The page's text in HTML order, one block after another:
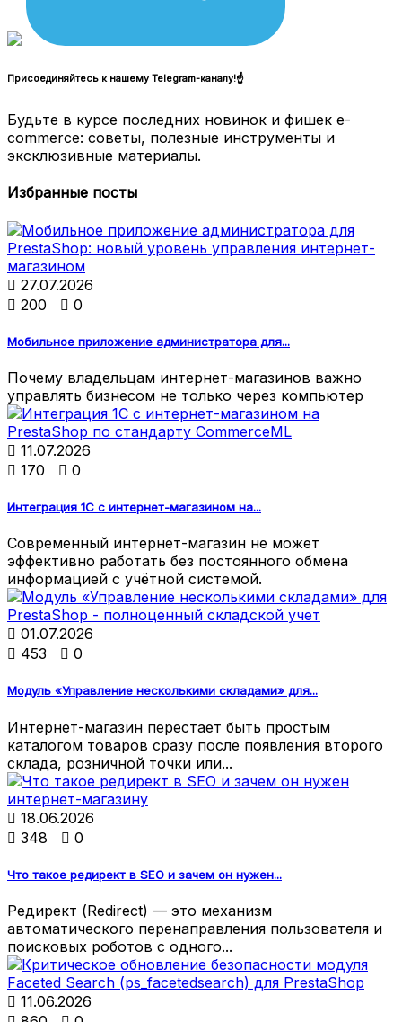
Присоединяйтесь к нашему Telegram-каналу!☝
Будьте в курсе последних новинок и фишек e-
commerce: советы, полезные инструменты и
эксклюзивные материалы.
Избранные посты
 27.07.2026
 200  0
Мобильное приложение администратора для...
Почему владельцам интернет-магазинов важно
управлять бизнесом не только через компьютер
 11.07.2026
 170  0
Интеграция 1С с интернет-магазином на...
Современный интернет-магазин не может
эффективно работать без постоянного обмена
информацией с учётной системой.
 01.07.2026
 453  0
Модуль «Управление несколькими складами» для...
Интернет-магазин перестает быть простым
каталогом товаров сразу после появления второго
склада, розничной точки или...
 18.06.2026
 348  0
Что такое редирект в SEO и зачем он нужен...
Редирект (Redirect) — это механизм
автоматического перенаправления пользователя и
поисковых роботов с одного...
 11.06.2026